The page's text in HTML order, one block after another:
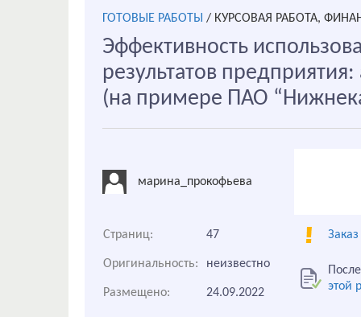
ГОТОВЫЕ РАБОТЫ / КУРСОВАЯ РАБОТА,
Эффективность
результатов
(на примере ПАО
марина_прокофьева
Страниц: 47
Оригинальность: неизвестно
этой
Размещено: 24.09.2022